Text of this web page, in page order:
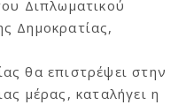
Διπλωματικού
Δημοκρατίας,
θα επιστρέψει στην
μέρας, καταλήγει η